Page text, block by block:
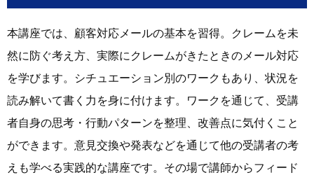
本講座では、顧客対応メールの基本を習得。クレームを未
然に防ぐ考え方、実際にクレームがきたときのメール対応
を学びます。シチュエーション別のワークもあり、状況を
読み解いて書く力を身に付けます。ワークを通じて、受講
者自身の思考・行動パターンを整理、改善点に気付くこと
ができます。意見交換や発表などを通じて他の受講者の考
えも学べる実践的な講座です。その場で講師からフィード